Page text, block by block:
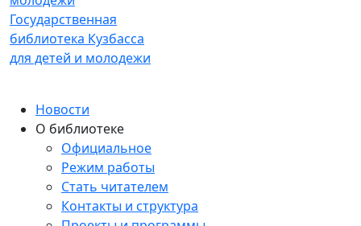
Государственная
библиотека Кузбасса
для детей и молодежи
Новости
О библиотеке
Официальное
Режим работы
Стать читателем
Контакты и структура